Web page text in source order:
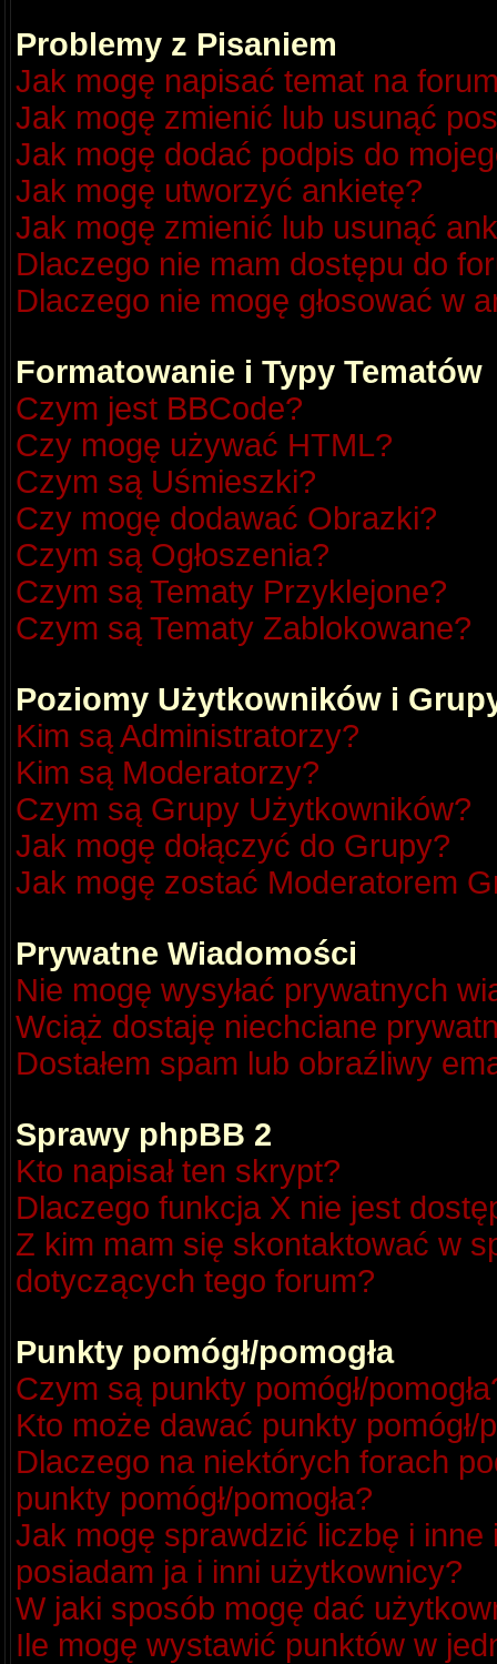
Problemy z Pisaniem
Jak mogę napisać temat na
Jak mogę zmienić lub usunąć
Jak mogę dodać podpis do
Jak mogę utworzyć ankietę?
Jak mogę zmienić lub usunąć
Dlaczego nie mam dostępu do
Dlaczego nie mogę głosować w
Formatowanie i Typy Tematów
Czym jest BBCode?
Czy mogę używać HTML?
Czym są Uśmieszki?
Czy mogę dodawać Obrazki?
Czym są Ogłoszenia?
Czym są Tematy Przyklejone?
Czym są Tematy Zablokowane?
Poziomy Użytkowników i
Kim są Administratorzy?
Kim są Moderatorzy?
Czym są Grupy Użytkowników?
Jak mogę dołączyć do Grupy?
Jak mogę zostać Moderatorem
Prywatne Wiadomości
Nie mogę wysyłać prywatnych
Wciąż dostaję niechciane
Dostałem spam lub obraźliwy
Sprawy phpBB 2
Kto napisał ten skrypt?
Dlaczego funkcja X nie jest
Z kim mam się skontaktować w
dotyczących tego forum?
Punkty pomógł/pomogła
Czym są punkty pomógł/
Kto może dawać punkty pomógł/
Dlaczego na niektórych forach
punkty pomógł/pomogła?
Jak mogę sprawdzić liczbę i
posiadam ja i inni użytkownicy?
W jaki sposób mogę dać
Ile mogę wystawić punktów w